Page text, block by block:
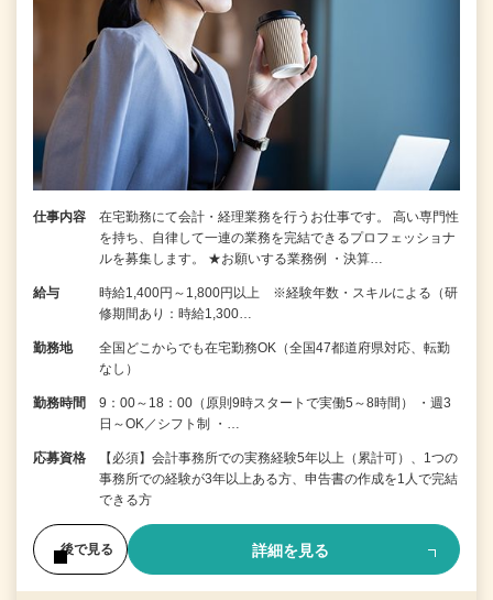
仕事内容
在宅勤務にて会計・経理業務を行うお仕事です。 高い専門性
を持ち、自律して一連の業務を完結できるプロフェッショナ
ルを募集します。 ★お願いする業務例 ・決算…
給与
時給1,400円～1,800円以上 ※経験年数・スキルによる（研
修期間あり：時給1,300…
勤務地
全国どこからでも在宅勤務OK（全国47都道府県対応、転勤
なし）
勤務時間
9：00～18：00（原則9時スタートで実働5～8時間） ・週3
日～OK／シフト制 ・…
応募資格
【必須】会計事務所での実務経験5年以上（累計可）、1つの
事務所での経験が3年以上ある方、申告書の作成を1人で完結
できる方
後で見る 詳細を見る